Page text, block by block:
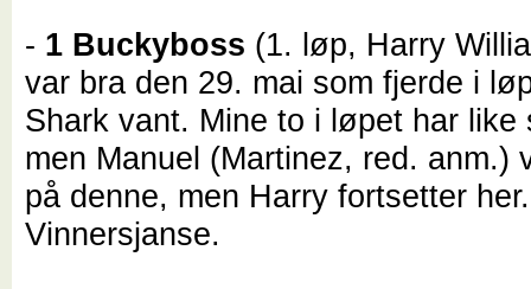
- 1 Buckyboss (1. løp, Harry
var bra den 29. mai som fjerde i
Shark vant. Mine to i løpet har like
men Manuel (Martinez, red. anm.)
på denne, men Harry fortsetter her.
Vinnersjanse.